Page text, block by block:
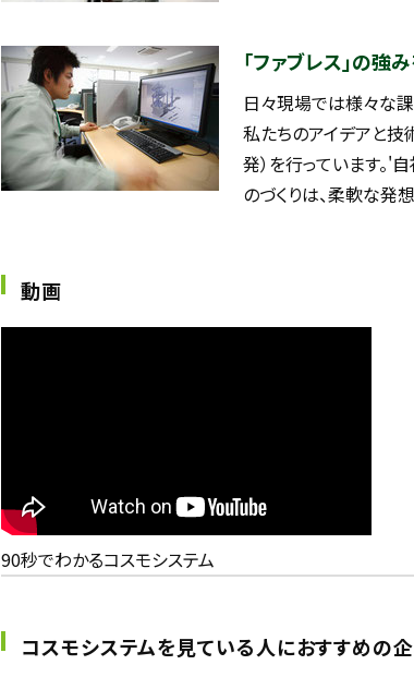
「ファブレス」の強
日々現場では様々な
私たちのアイデアと技
発）を行っています。'
のづくりは、柔軟な発
動画
90秒でわかるコスモシステム
コスモシステムを見ている人におすすめの